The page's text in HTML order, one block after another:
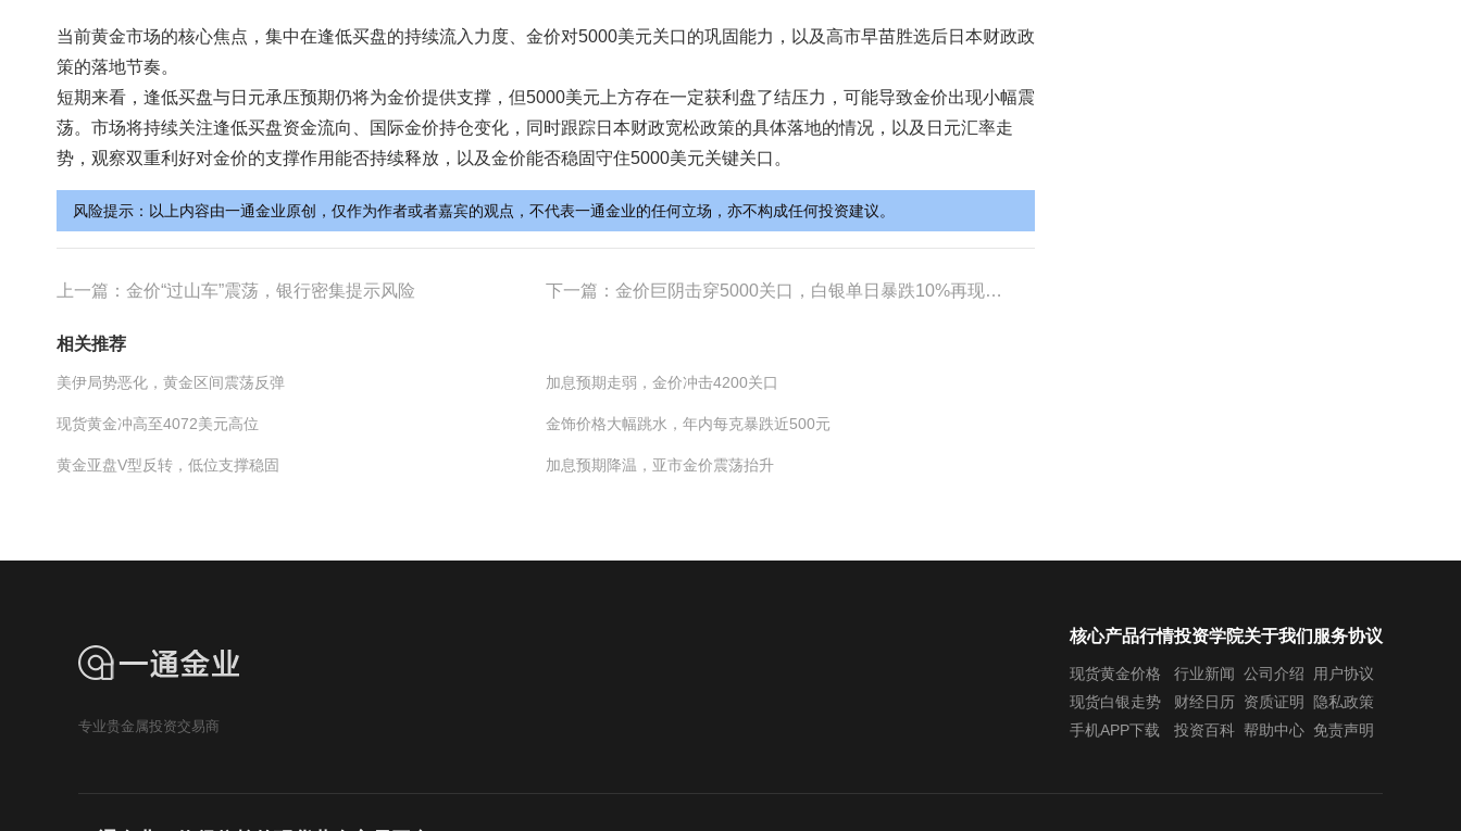
当前黄金市场的核心焦点，集中在逢低买盘的持续流入力度、金价对5000美元关口的巩固能力，以及高市早苗胜选后日本财政政
策的落地节奏。
短期来看，逢低买盘与日元承压预期仍将为金价提供支撑，但5000美元上方存在一定获利盘了结压力，可能导致金价出现小幅震
荡。市场将持续关注逢低买盘资金流向、国际金价持仓变化，同时跟踪日本财政宽松政策的具体落地的情况，以及日元汇率走
势，观察双重利好对金价的支撑作用能否持续释放，以及金价能否稳固守住5000美元关键关口。
风险提示：以上内容由一通金业原创，仅作为作者或者嘉宾的观点，不代表一通金业的任何立场，亦不构成任何投资建议。
上一篇： 金价“过山车”震荡，银行密集提示风险 下一篇： 金价巨阴击穿5000关口，白银单日暴跌10%再现惨烈行情
相关推荐
美伊局势恶化，黄金区间震荡反弹 加息预期走弱，金价冲击4200关口
现货黄金冲高至4072美元高位 金饰价格大幅跳水，年内每克暴跌近500元
黄金亚盘V型反转，低位支撑稳固 加息预期降温，亚市金价震荡抬升
专业贵金属投资交易商
核心产品行情
现货黄金价格
现货白银走势
手机APP下载
投资学院
行业新闻
财经日历
投资百科
关于我们
公司介绍
资质证明
帮助中心
服务协议
用户协议
隐私政策
免责声明